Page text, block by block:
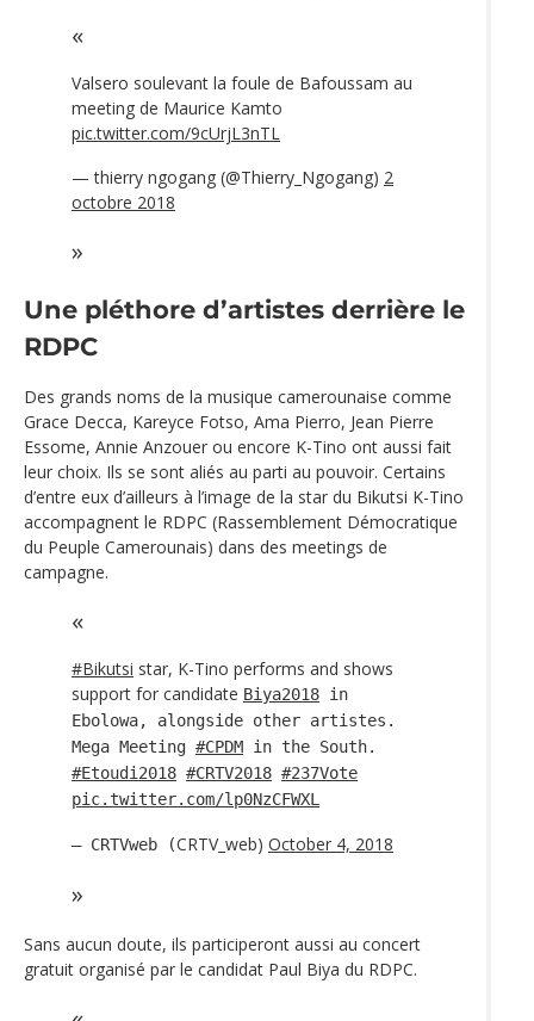
Valsero soulevant la foule de Bafoussam au
meeting de Maurice Kamto
pic.twitter.com/9cUrjL3nTL
— thierry ngogang (@Thierry_Ngogang) 2
octobre 2018
Une pléthore d’artistes derrière le
RDPC
Des grands noms de la musique camerounaise comme
Grace Decca, Kareyce Fotso, Ama Pierro, Jean Pierre
Essome, Annie Anzouer ou encore K-Tino ont aussi fait
leur choix. Ils se sont aliés au parti au pouvoir. Certains
d’entre eux d’ailleurs à l’image de la star du Bikutsi K-Tino
accompagnent le RDPC (Rassemblement Démocratique
du Peuple Camerounais) dans des meetings de
campagne.
#Bikutsi star, K-Tino performs and shows
support for candidate Biya2018 in
Ebolowa, alongside other artistes.
Mega Meeting #CPDM in the South.
#Etoudi2018 #CRTV2018 #237Vote
pic.twitter.com/lp0NzCFWXL
— CRTVweb (CRTV_web) October 4, 2018
Sans aucun doute, ils participeront aussi au concert
gratuit organisé par le candidat Paul Biya du RDPC.